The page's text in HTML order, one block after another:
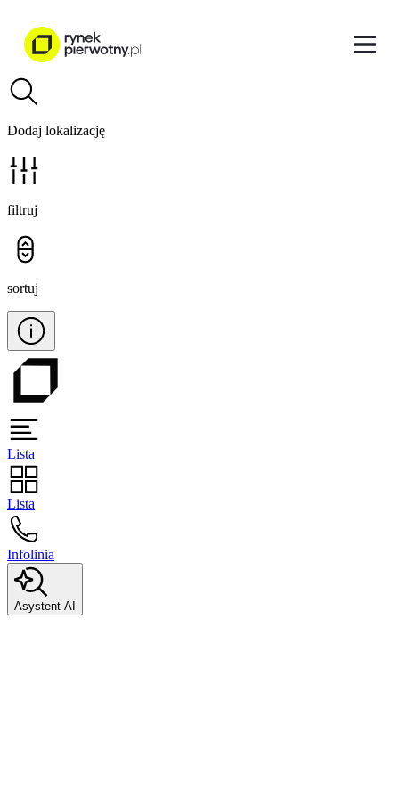
Dodaj lokalizację
filtruj
sortuj
Lista
Lista
Infolinia
Asystent AI